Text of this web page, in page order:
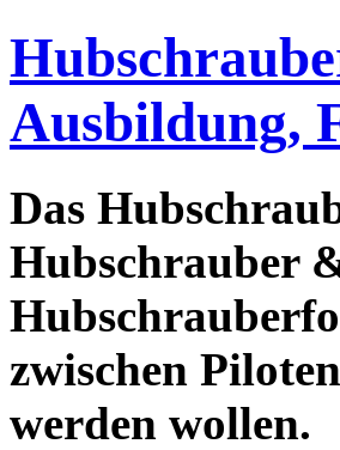
Ausbildung,
Das
Hubschrauber
zwischen
werden wollen.